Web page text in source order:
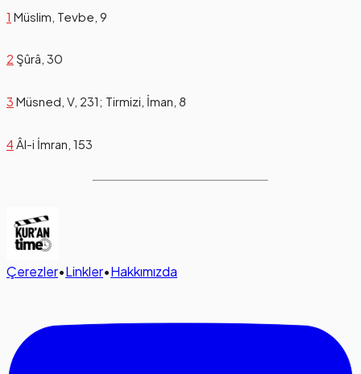
1 Müslim, Tevbe, 9
2 Şûrâ, 30
3 Müsned, V, 231; Tirmizi, İman, 8
4 Âl-i İmran, 153
Çerezler•Linkler•Hakkımızda